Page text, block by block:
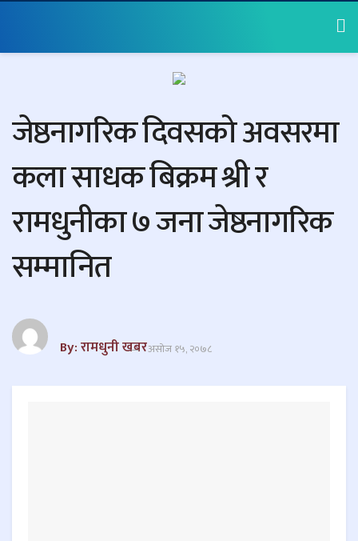
जेष्ठनागरिक दिवसको अवसरमा
कला साधक बिक्रम श्री र
रामधुनीका ७ जना जेष्ठनागरिक
सम्मानित
By: रामधुनी खबरअसोज १५, २०७८